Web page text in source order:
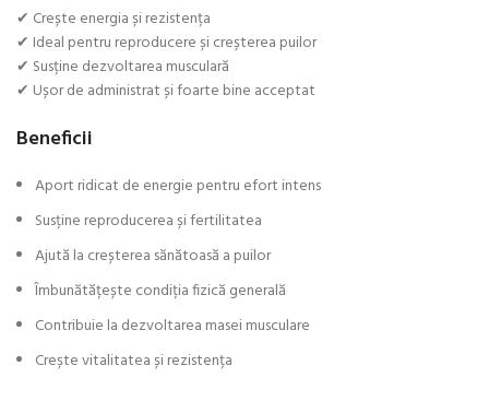
✔ Crește energia și rezistența
✔ Ideal pentru reproducere și creșterea puilor
✔ Susține dezvoltarea musculară
✔ Ușor de administrat și foarte bine acceptat
Beneficii
Aport ridicat de energie pentru efort intens
Susține reproducerea și fertilitatea
Ajută la creșterea sănătoasă a puilor
Îmbunătățește condiția fizică generală
Contribuie la dezvoltarea masei musculare
Crește vitalitatea și rezistența